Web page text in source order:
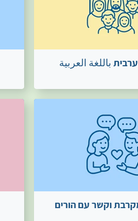
العربية
וקשר עם הורים